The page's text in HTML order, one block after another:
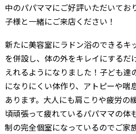
中のパパママにご好評いただいてお
子様と一緒にご来店ください！
新たに美容室にラドン浴のできるキ
を併設し、体の外をキレイにするだ
えれるようになりました！子ども達
になりにくい体作り、アトピーや喘
あります。大人にも肩こりや疲労の
頃頑張って疲れているパパママの体
制の完全個室になっているのでご家